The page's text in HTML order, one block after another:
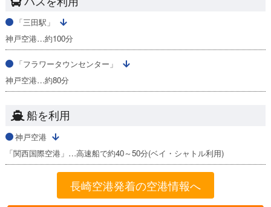
「三田駅」
神戸空港…約100分
「フラワータウンセンター」
神戸空港…約80分
船を利用
神戸空港
「関西国際空港」…高速船で約40～50分(ベイ・シャトル利用)
長崎空港発着の空港情報へ